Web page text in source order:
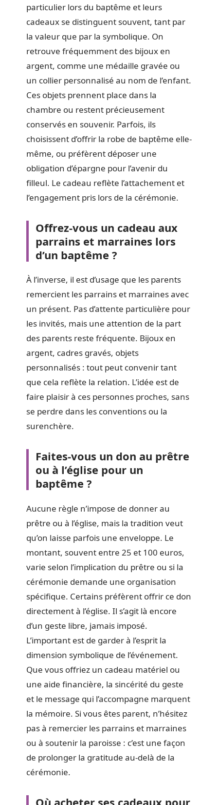
particulier lors du baptême et leurs
cadeaux se distinguent souvent, tant par
la valeur que par la symbolique. On
retrouve fréquemment des bijoux en
argent, comme une médaille gravée ou
un collier personnalisé au nom de l’enfant.
Ces objets prennent place dans la
chambre ou restent précieusement
conservés en souvenir. Parfois, ils
choisissent d’offrir la robe de baptême elle-
même, ou préfèrent déposer une
obligation d’épargne pour l’avenir du
filleul. Le cadeau reflète l’attachement et
l’engagement pris lors de la cérémonie.
Offrez-vous un cadeau aux
parrains et marraines lors
d’un baptême ?
À l’inverse, il est d’usage que les parents
remercient les parrains et marraines avec
un présent. Pas d’attente particulière pour
les invités, mais une attention de la part
des parents reste fréquente. Bijoux en
argent, cadres gravés, objets
personnalisés : tout peut convenir tant
que cela reflète la relation. L’idée est de
faire plaisir à ces personnes proches, sans
se perdre dans les conventions ou la
surenchère.
Faites-vous un don au prêtre
ou à l’église pour un
baptême ?
Aucune règle n’impose de donner au
prêtre ou à l’église, mais la tradition veut
qu’on laisse parfois une enveloppe. Le
montant, souvent entre 25 et 100 euros,
varie selon l’implication du prêtre ou si la
cérémonie demande une organisation
spécifique. Certains préfèrent offrir ce don
directement à l’église. Il s’agit là encore
d’un geste libre, jamais imposé.
L’important est de garder à l’esprit la
dimension symbolique de l’événement.
Que vous offriez un cadeau matériel ou
une aide financière, la sincérité du geste
et le message qui l’accompagne marquent
la mémoire. Si vous êtes parent, n’hésitez
pas à remercier les parrains et marraines
ou à soutenir la paroisse : c’est une façon
de prolonger la gratitude au-delà de la
cérémonie.
Où acheter ses cadeaux pour